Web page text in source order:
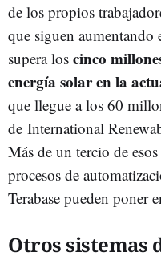
de los propios
que siguen
supera los cinco
energía solar en la
que llegue a los 60
de International
Más de un tercio de
procesos de
Terabase pueden poner
Otros sistemas